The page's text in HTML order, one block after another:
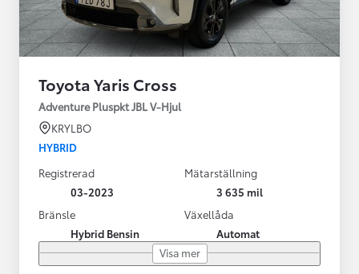
Toyota Yaris Cross
Adventure Pluspkt JBL V-Hjul
KRYLBO
HYBRID
Registrerad
03-2023
Mätarställning
3 635 mil
Bränsle
Hybrid Bensin
Växellåda
Automat
Visa mer